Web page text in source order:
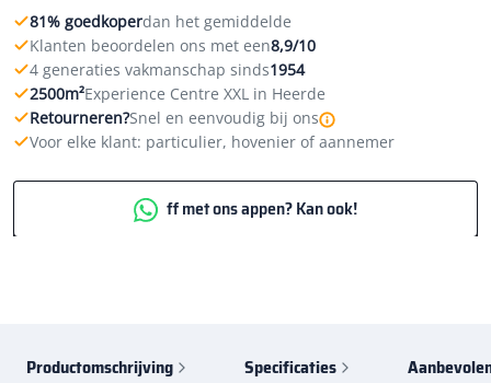
81% goedkoperdan het gemiddelde
Klanten beoordelen ons met een8,9/10
4 generaties vakmanschap sinds1954
2500m²Experience Centre XXL in Heerde
Retourneren?Snel en eenvoudig bij ons
Voor elke klant: particulier, hovenier of aannemer
ff met ons appen? Kan ook!
Productomschrijving Specificaties